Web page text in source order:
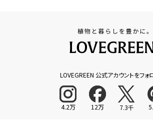
LOVEGREEN 公式アカウントをフォ
4.2万 12万 7.3千